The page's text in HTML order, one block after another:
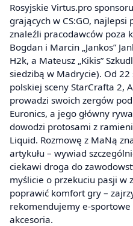
Rosyjskie Virtus.pro
grających w CS:GO, najlepsi
znaleźli pracodawców poza
Bogdan i Marcin „Jankos”
H2k, a Mateusz „Kikis”
siedzibą w Madrycie). Od
polskiej sceny StarCrafta 2,
prowadzi swoich zergów
Euronics, a jego główny
dowodzi protosami z
Liquid. Rozmowę z MaNą
artykułu – wywiad
ciekawi droga do
myślicie o przekuciu pasji w
poprawić komfort gry –
rekomendujemy e-
akcesoria.